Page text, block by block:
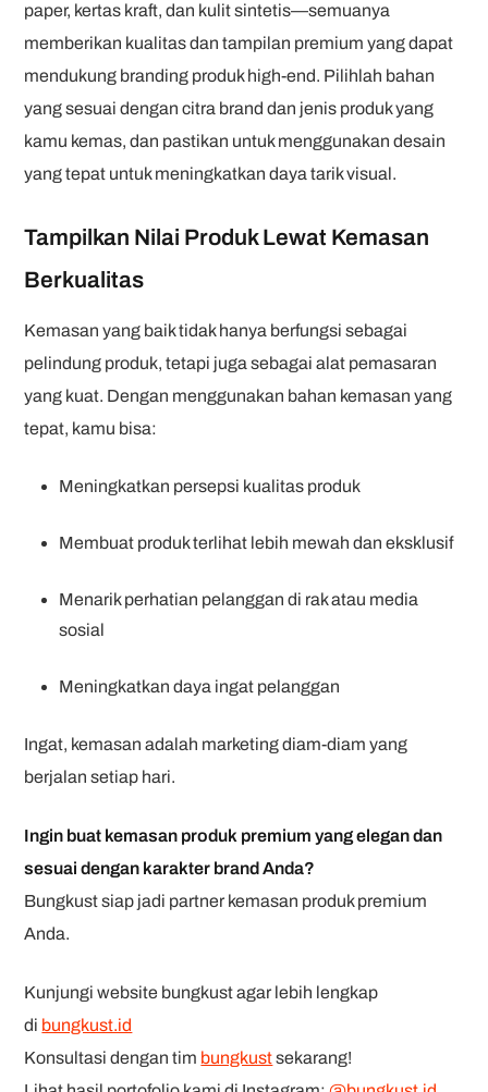
paper, kertas kraft, dan kulit sintetis—semuanya
memberikan kualitas dan tampilan premium yang dapat
mendukung branding produk high-end. Pilihlah bahan
yang sesuai dengan citra brand dan jenis produk yang
kamu kemas, dan pastikan untuk menggunakan desain
yang tepat untuk meningkatkan daya tarik visual.
Tampilkan Nilai Produk Lewat Kemasan
Berkualitas
Kemasan yang baik tidak hanya berfungsi sebagai
pelindung produk, tetapi juga sebagai alat pemasaran
yang kuat. Dengan menggunakan bahan kemasan yang
tepat, kamu bisa:
Meningkatkan persepsi kualitas produk
Membuat produk terlihat lebih mewah dan eksklusif
Menarik perhatian pelanggan di rak atau media
sosial
Meningkatkan daya ingat pelanggan
Ingat, kemasan adalah marketing diam-diam yang
berjalan setiap hari.
Ingin buat kemasan produk premium yang elegan dan
sesuai dengan karakter brand Anda?
Bungkust siap jadi partner kemasan produk premium
Anda.
Kunjungi website bungkust agar lebih lengkap
di bungkust.id
Konsultasi dengan tim bungkustsekarang!